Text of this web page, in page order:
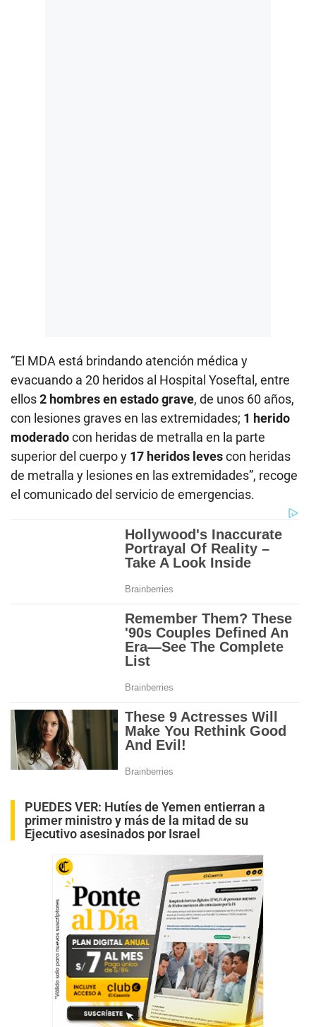
“El MDA está brindando atención médica y
evacuando a 20 heridos al Hospital Yoseftal, entre
ellos2 hombres en estado grave, de unos 60 años,
con lesiones graves en las extremidades; 1 herido
moderadocon heridas de metralla en la parte
superior del cuerpo y 17 heridos levescon heridas
de metralla y lesiones en las extremidades”, recoge
el comunicado del servicio de emergencias.
PUEDES VER: Hutíes de Yemen entierran a
primer ministro y más de la mitad de su
Ejecutivo asesinados por Israel